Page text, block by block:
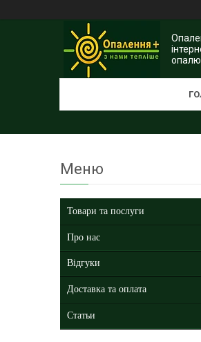
Товари та послуги
Про нас
Відгуки
Доставка та оплата
Статьи